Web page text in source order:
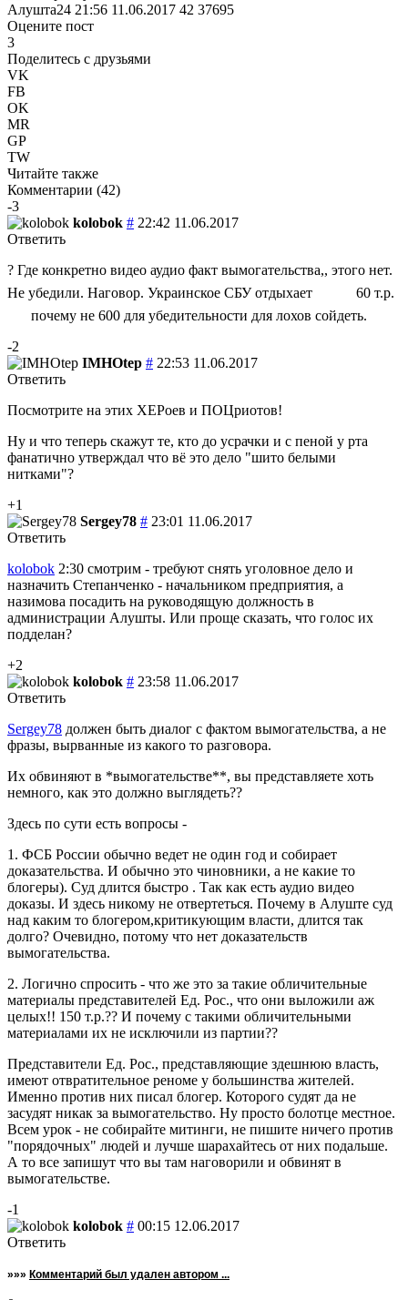
Алушта24 21:56 11.06.2017 42 37695
Оцените пост
3
Поделитесь с друзьями
VK
FB
OK
MR
GP
TW
Читайте также
Комментарии (42)
-3
kolobok # 22:42 11.06.2017
Ответить
? Где конкретно видео аудио факт вымогательства,, этого нет.
Не убедили. Наговор. Украинское СБУ отдыхает
60 т.р.
почему не 600 для убедительности для лохов сойдеть.
-2
IMHOtep # 22:53 11.06.2017
Ответить
Посмотрите на этих ХЕРоев и ПОЦриотов!
Ну и что теперь скажут те, кто до усрачки и с пеной у рта
фанатично утверждал что вё это дело "шито белыми
нитками"?
+1
Sergey78 # 23:01 11.06.2017
Ответить
kolobok 2:30 смотрим - требуют снять уголовное дело и
назначить Степанченко - начальником предприятия, а
назимова посадить на руководящую должность в
администрации Алушты. Или проще сказать, что голос их
подделан?
+2
kolobok # 23:58 11.06.2017
Ответить
Sergey78 должен быть диалог с фактом вымогательства, а не
фразы, вырванные из какого то разговора.
Их обвиняют в *вымогательстве**, вы представляете хоть
немного, как это должно выглядеть??
Здесь по сути есть вопросы -
1. ФСБ России обычно ведет не один год и собирает
доказательства. И обычно это чиновники, а не какие то
блогеры). Суд длится быстро . Так как есть аудио видео
доказы. И здесь никому не отвертеться. Почему в Алуште суд
над каким то блогером,критикующим власти, длится так
долго? Очевидно, потому что нет доказательств
вымогательства.
2. Логично спросить - что же это за такие обличительные
материалы представителей Ед. Рос., что они выложили аж
целых!! 150 т.р.?? И почему с такими обличительными
материалами их не исключили из партии??
Представители Ед. Рос., представляющие здешнюю власть,
имеют отвратительное реноме у большинства жителей.
Именно против них писал блогер. Которого судят да не
засудят никак за вымогательство. Ну просто болотце местное.
Всем урок - не собирайте митинги, не пишите ничего против
"порядочных" людей и лучше шарахайтесь от них подальше.
А то все запишут что вы там наговорили и обвинят в
вымогательстве.
-1
kolobok # 00:15 12.06.2017
Ответить
»»» Комментарий был удален автором ...